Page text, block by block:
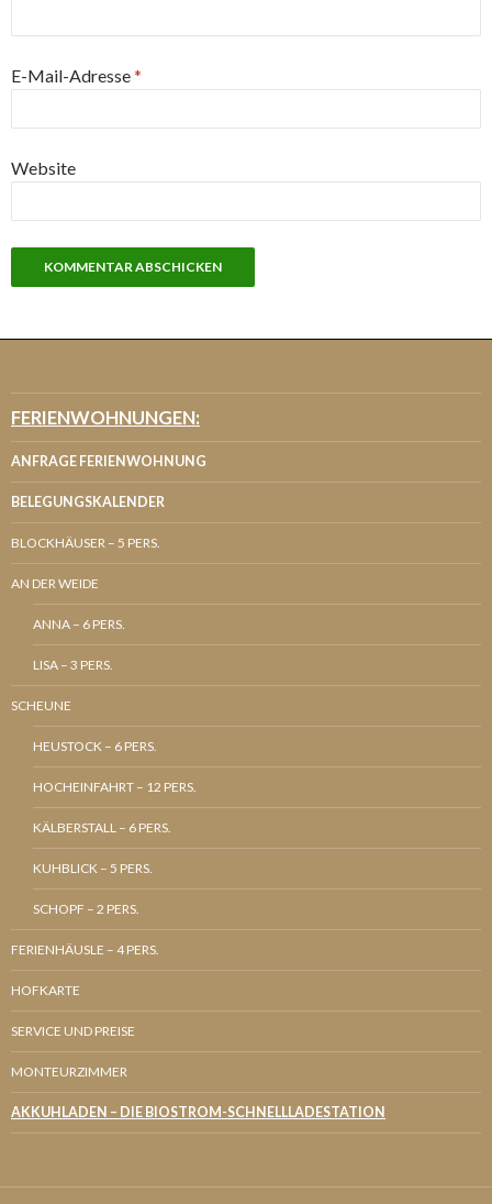
E-Mail-Adresse*
Website
FERIENWOHNUNGEN:
ANFRAGE FERIENWOHNUNG
BELEGUNGSKALENDER
BLOCKHÄUSER – 5 PERS.
AN DER WEIDE
ANNA – 6 PERS.
LISA – 3 PERS.
SCHEUNE
HEUSTOCK – 6 PERS.
HOCHEINFAHRT – 12 PERS.
KÄLBERSTALL – 6 PERS.
KUHBLICK – 5 PERS.
SCHOPF – 2 PERS.
FERIENHÄUSLE – 4 PERS.
HOFKARTE
SERVICE UND PREISE
MONTEURZIMMER
AKKUHLADEN – DIE BIOSTROM-SCHNELLLADESTATION